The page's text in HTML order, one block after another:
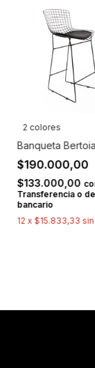
2 colores
Banqueta Bertoia
$190.000,00
$133.000,00
Transferencia o
bancario
12 x $15.833,33